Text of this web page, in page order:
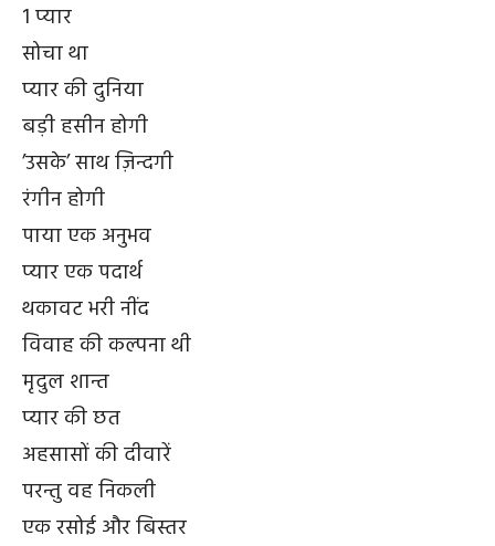
1 प्यार
सोचा था
प्यार की दुनिया
बड़ी हसीन होगी
’उसके’ साथ ज़िन्दगी
रंगीन होगी
पाया एक अनुभव
प्यार एक पदार्थ
थकावट भरी नींद
विवाह की कल्पना थी
मृदुल शान्त
प्यार की छत
अहसासों की दीवारें
परन्तु वह निकली
एक रसोई और बिस्तर